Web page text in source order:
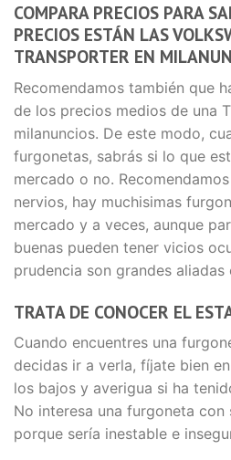
COMPARA PRECIOS PARA
PRECIOS ESTÁN LAS
TRANSPORTER EN
Recomendamos también que
de los precios medios de una
milanuncios. De este modo,
furgonetas, sabrás si lo que
mercado o no.
nervios, hay muchisimas
mercado y a veces, aunque
buenas pueden tener vicios
prudencia son grandes aliadas
TRATA DE CONOCER EL
Cuando encuentres una
decidas ir a verla, fíjate bien
los bajos y averigua si ha
No interesa una furgoneta
porque sería inestable e